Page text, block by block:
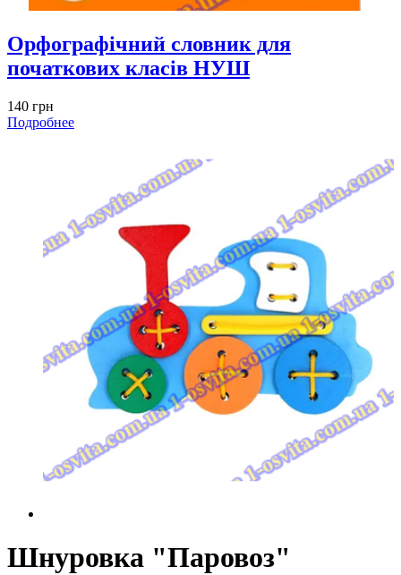
Орфографічний словник для
початкових класів НУШ
140 грн
Подробнее
Шнуровка "Паровоз"